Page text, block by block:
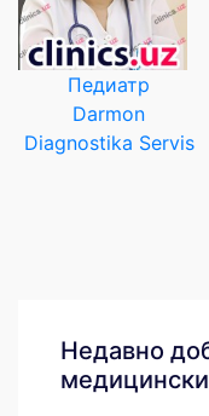
Педиатр
Darmon
Diagnostika Servis
Недавно